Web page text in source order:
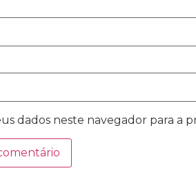
dados neste navegador para a